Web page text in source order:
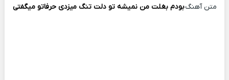
متن آهنگبودم بغلت من نمیشه تو دلت تنگ میزدی حرفاتو میگفتی